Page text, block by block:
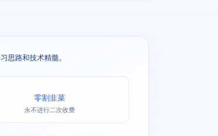
思路和技术精髓。
零割韭菜
永不进行二次收费